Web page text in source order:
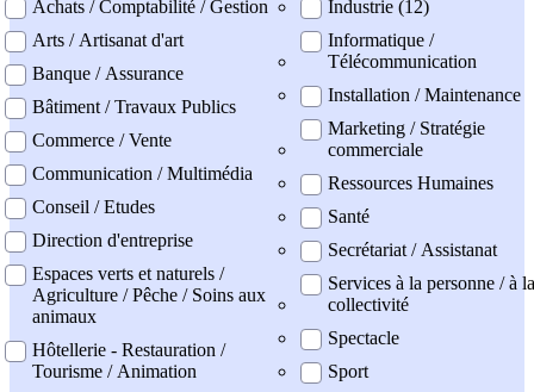
professionel
Achats / Comptabilité / Gestion
Arts / Artisanat d'art
Banque / Assurance
Bâtiment / Travaux Publics
Commerce / Vente
Communication / Multimédia
Conseil / Etudes
Direction d'entreprise
Espaces verts et naturels /
Agriculture / Pêche / Soins aux
animaux
Hôtellerie - Restauration /
Tourisme / Animation
Industrie (12)
Informatique /
Télécommunication
Installation / Maintenance
Marketing / Stratégie
commerciale
Ressources Humaines
Santé
Secrétariat / Assistanat
Services à la personne / à la
collectivité
Spectacle
Sport